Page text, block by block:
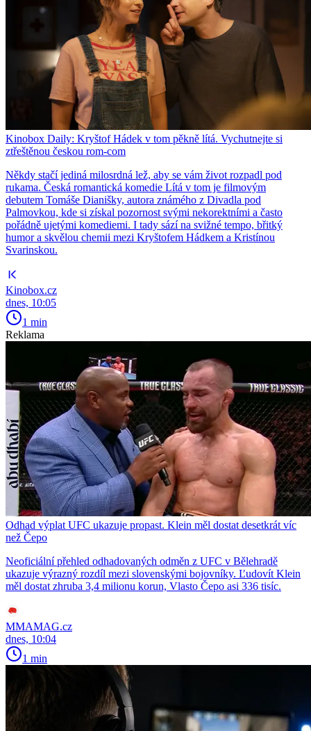
Kinobox Daily: Kryštof Hádek v tom pěkně lítá. Vychutnejte si
ztřeštěnou českou rom-com
Někdy stačí jediná milosrdná lež, aby se vám život rozpadl pod
rukama. Česká romantická komedie Lítá v tom je filmovým
debutem Tomáše Dianišky, autora známého z Divadla pod
Palmovkou, kde si získal pozornost svými nekorektními a často
pořádně ujetými komediemi. I tady sází na svižné tempo, břitký
humor a skvělou chemii mezi Kryštofem Hádkem a Kristínou
Svarinskou.
Kinobox.cz
dnes, 10:05
1 min
Reklama
Odhad výplat UFC ukazuje propast. Klein měl dostat desetkrát víc
než Čepo
Neoficiální přehled odhadovaných odměn z UFC v Bělehradě
ukazuje výrazný rozdíl mezi slovenskými bojovníky. Ľudovít Klein
měl dostat zhruba 3,4 milionu korun, Vlasto Čepo asi 336 tisíc.
MMAMAG.cz
dnes, 10:04
1 min